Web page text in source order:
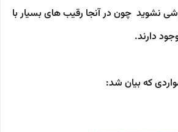
نشوید چون در آنجا رقیب های بسیار با
دارند.
که بیان شد: